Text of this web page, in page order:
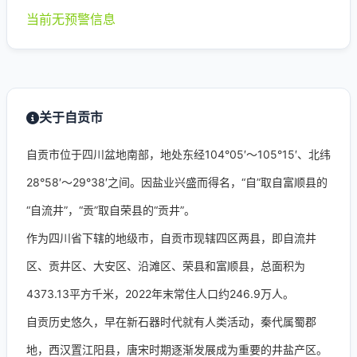
当前无预警信息
关于自贡市
自贡市位于四川盆地南部，地处东经104°05′～105°15′、北纬
28°58′～29°38′之间。因盐业兴盛而得名，“自”取自富顺县的
“自流井”，“贡”取自荣县的“贡井”。
作为四川省下辖的地级市，自贡市现辖四区两县，即自流井
区、贡井区、大安区、沿滩区、荣县和富顺县，总面积为
4373.13平方千米，2022年末常住人口约246.9万人。
自贡历史悠久，早在新石器时代就有人类活动，秦代属蜀郡
地，西汉置江阳县，唐宋时期逐渐发展成为重要的井盐产区。